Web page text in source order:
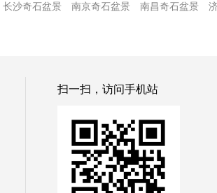
长沙奇石盆景 南京奇石盆景 南昌奇石盆景
扫一扫，访问手机站